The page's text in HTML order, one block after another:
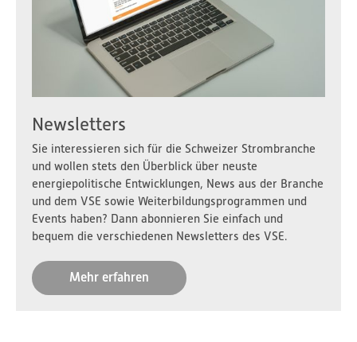
Newsletters
Sie interessieren sich für die Schweizer Strombranche
und wollen stets den Überblick über neuste
energiepolitische Entwicklungen, News aus der Branche
und dem VSE sowie Weiterbildungsprogrammen und
Events haben? Dann abonnieren Sie einfach und
bequem die verschiedenen Newsletters des VSE.
Mehr erfahren